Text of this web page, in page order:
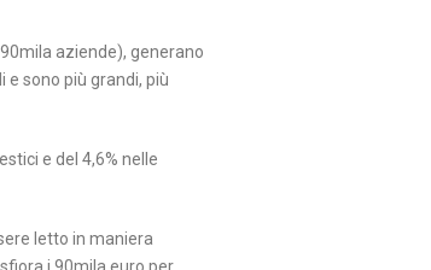
aziende), generano
sono più grandi, più
e del 4,6% nelle
letto in maniera